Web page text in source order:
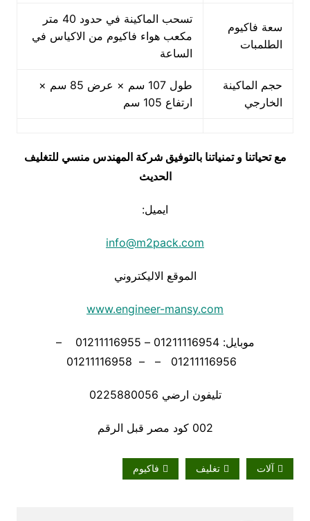
سعة فاكيوم
الطلمبات
تسحب الماكينة في حدود 40 متر
مكعب هواء فاكيوم من الاكياس في
الساعة
حجم الماكينة
الخارجي
طول 107 سم × عرض 85 سم ×
ارتفاع 105 سم
مع تحياتنا و تمنياتنا بالتوفيق شركة المهندس منسي للتغليف
الحديث
ايميل:
info@m2pack.com
الموقع الاليكتروني
www.engineer-mansy.com
موبايل: 01211116954 – 01211116955 –
تليفون ارضي 0225880056
002 كود مصر قبل الرقم
آلات تغليف فاكيوم